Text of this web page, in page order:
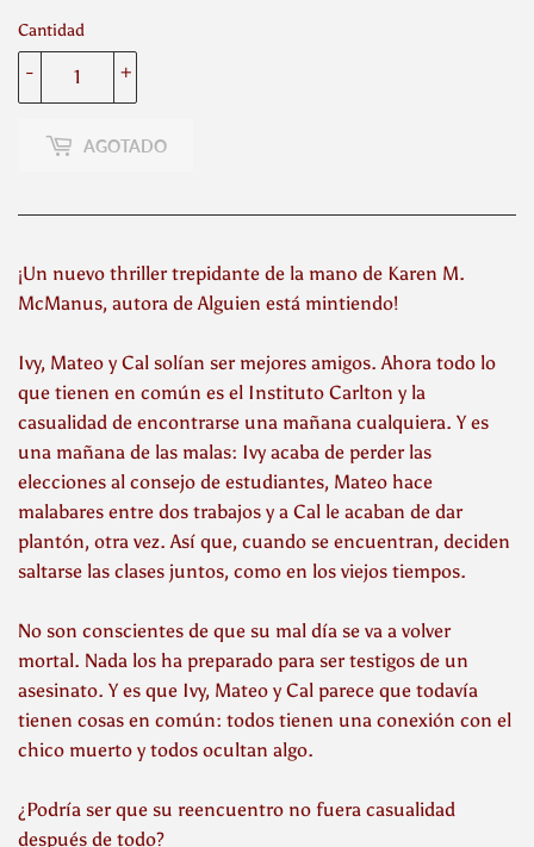
Cantidad
+
-
AGOTADO
¡Un nuevo thriller trepidante de la mano de Karen M.
McManus, autora de Alguien está mintiendo!
Ivy, Mateo y Cal solían ser mejores amigos. Ahora todo lo
que tienen en común es el Instituto Carlton y la
casualidad de encontrarse una mañana cualquiera. Y es
una mañana de las malas: Ivy acaba de perder las
elecciones al consejo de estudiantes, Mateo hace
malabares entre dos trabajos y a Cal le acaban de dar
plantón, otra vez. Así que, cuando se encuentran, deciden
saltarse las clases juntos, como en los viejos tiempos.
No son conscientes de que su mal día se va a volver
mortal. Nada los ha preparado para ser testigos de un
asesinato. Y es que Ivy, Mateo y Cal parece que todavía
tienen cosas en común: todos tienen una conexión con el
chico muerto y todos ocultan algo.
¿Podría ser que su reencuentro no fuera casualidad
después de todo?